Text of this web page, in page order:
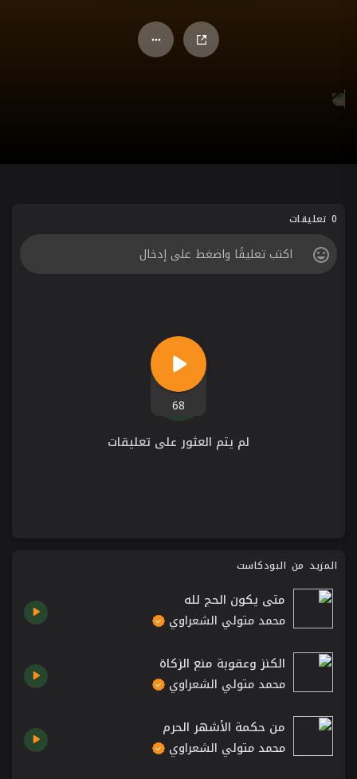
68
0 تعليقات
لم يتم العثور على تعليقات
المزيد من البودكاست
متى يكون الحج لله
محمد متولي الشعراوي
الكنز وعقوبة منع الزكاة
محمد متولي الشعراوي
من حكمة الأشهر الحرم
محمد متولي الشعراوي